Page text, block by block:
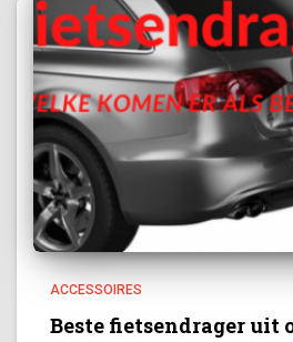
ACCESSOIRES
Beste fietsendrager uit